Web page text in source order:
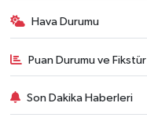
Hava Durumu
Puan Durumu ve Fikstür
Son Dakika Haberleri